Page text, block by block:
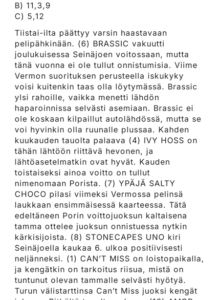
B) 11,3,9
C) 5,12
Tiistai-ilta päättyy varsin haastavaan
pelipähkinään. (6) BRASSIC vakuutti
joulukuisessa Seinäjoen voitossaan, mutta
tänä vuonna ei ole tullut onnistumisia. Viime
Vermon suorituksen perusteella iskukyky
voisi kuitenkin taas olla löytymässä. Brassic
ylsi rahoille, vaikka menetti lähdön
haparoinnissa selvästi asemiaan. Brassic ei
ole koskaan kilpaillut autolähdössä, mutta se
voi hyvinkin olla ruunalle plussaa. Kahden
kuukauden tauolta palaava (4) IVY HOSS on
tähän lähtöön riittävä hevonen, ja
lähtöasetelmatkin ovat hyvät. Kauden
toistaiseksi ainoa voitto on tullut
nimenomaan Porista. (7) YPÄJÄ SALTY
CHOCO pilasi viimeksi Vermossa pelinsä
laukkaan ensimmäisessä kaarteessa. Tätä
edeltäneen Porin voittojuoksun kaltaisena
tamma ottelee juoksun onnistuessa nytkin
kärkisijoista. (8) STONECAPES UNO kiri
Seinäjoella kaukaa 6. ulkoa positiivisesti
neljänneksi. (1) CAN’T MISS on loistopaikalla,
ja kengätkin on tarkoitus riisua, mistä on
tuntunut olevan tammalle selvästi hyötyä.
Turun välistarttinsa Can’t Miss juoksi kengät